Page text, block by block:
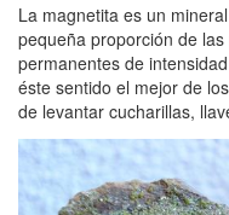
La magnetita es un
pequeña proporción de
permanentes de
éste sentido el mejor de
de levantar cucharillas,